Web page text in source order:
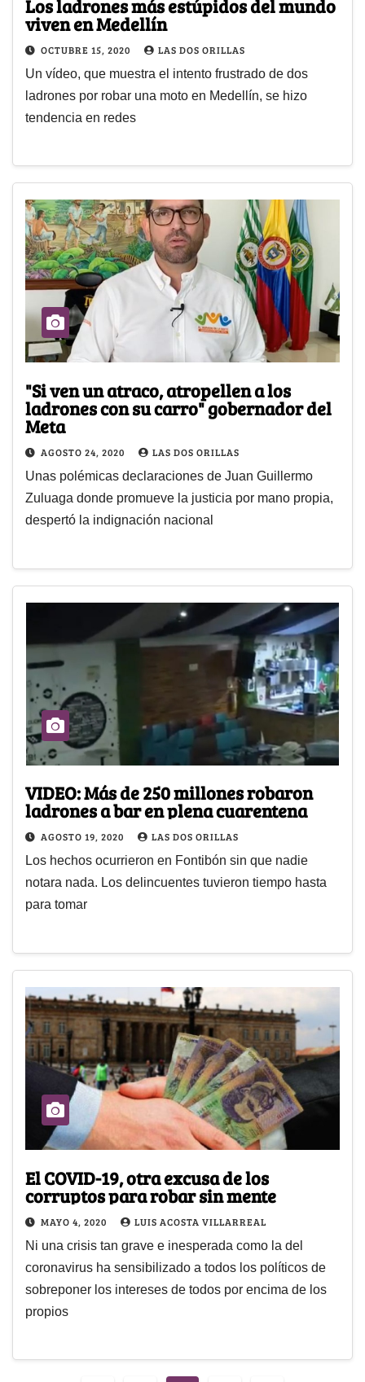
Los ladrones más estúpidos del mundo
viven en Medellín
OCTUBRE 15, 2020 LAS DOS ORILLAS
Un vídeo, que muestra el intento frustrado de dos
ladrones por robar una moto en Medellín, se hizo
tendencia en redes
"Si ven un atraco, atropellen a los
ladrones con su carro" gobernador del
Meta
AGOSTO 24, 2020 LAS DOS ORILLAS
Unas polémicas declaraciones de Juan Guillermo
Zuluaga donde promueve la justicia por mano propia,
despertó la indignación nacional
VIDEO: Más de 250 millones robaron
ladrones a bar en plena cuarentena
AGOSTO 19, 2020 LAS DOS ORILLAS
Los hechos ocurrieron en Fontibón sin que nadie
notara nada. Los delincuentes tuvieron tiempo hasta
para tomar
El COVID-19, otra excusa de los
corruptos para robar sin mente
MAYO 4, 2020 LUIS ACOSTA VILLARREAL
Ni una crisis tan grave e inesperada como la del
coronavirus ha sensibilizado a todos los políticos de
sobreponer los intereses de todos por encima de los
propios